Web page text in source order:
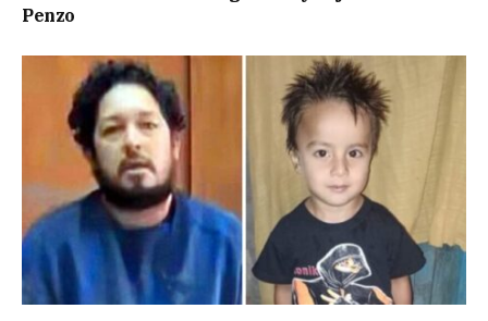
Penzo